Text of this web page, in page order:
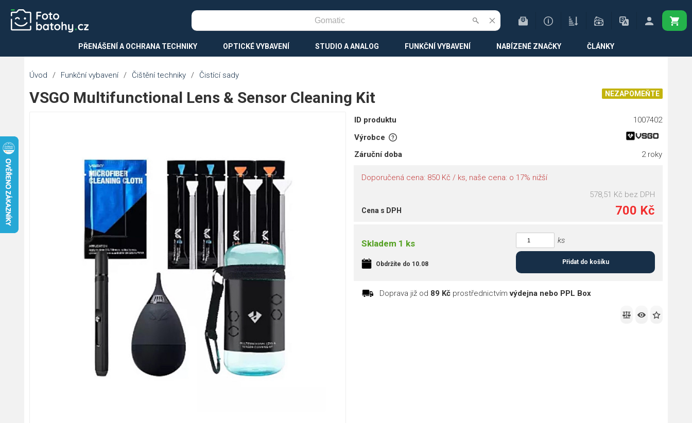
PŘENÁŠENÍ A OCHRANA TECHNIKY OPTICKÉ VYBAVENÍ STUDIO A ANALOG FUNKČNÍ VYBAVENÍ NABÍZENÉ ZNAČKY ČLÁNKY
Úvod / Funkční vybavení / Čištění techniky / Čistící sady
NEZAPOMEŇTE
VSGO Multifunctional Lens & Sensor Cleaning Kit
ID produktu
1007402
Výrobce
Záruční doba
2 roky
Doporučená cena: 850 Kč / ks, naše cena: o 17% nižší
578,51 Kč bez DPH
700 Kč
Cena s DPH
Skladem 1 ks
Obdržíte do 10.08
ks
Přidat do košíku
Doprava již od 89 Kč prostřednictvímvýdejna nebo PPL Box